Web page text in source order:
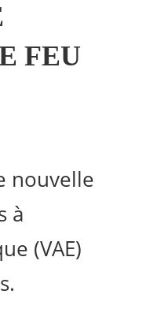
FEU
nouvelle
à
(VAE)